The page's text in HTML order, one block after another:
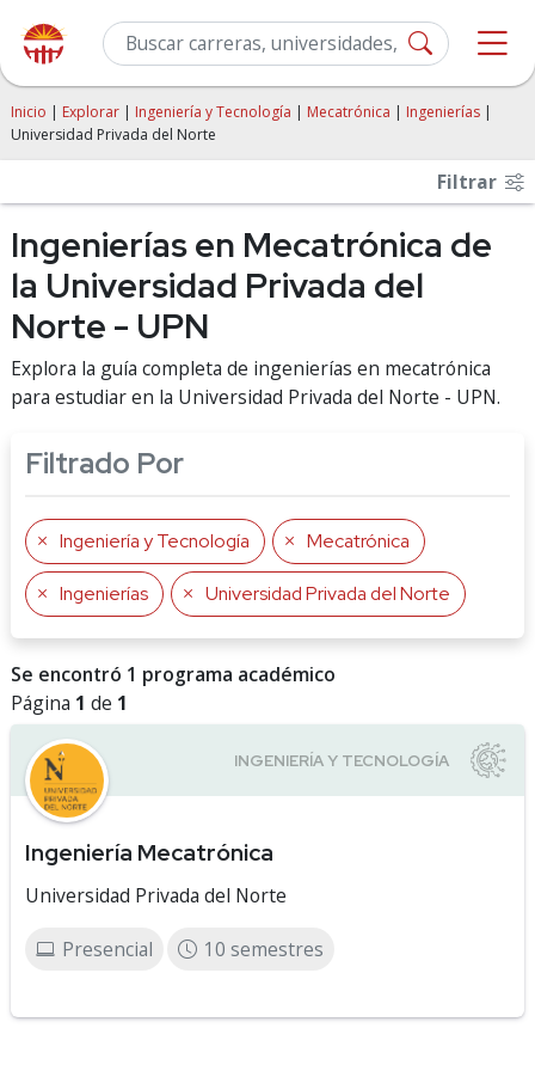
Inicio | Explorar | Ingeniería y Tecnología | Mecatrónica | Ingenierías |
Universidad Privada del Norte
Filtrar
Ingenierías en Mecatrónica de
la Universidad Privada del
Norte - UPN
Explora la guía completa de ingenierías en mecatrónica
para estudiar en la Universidad Privada del Norte - UPN.
Filtrado Por
Ingeniería y Tecnología Mecatrónica
Ingenierías Universidad Privada del Norte
Se encontró 1 programa académico
Página 1 de 1
Ingeniería Mecatrónica
Universidad Privada del Norte
Presencial 10 semestres